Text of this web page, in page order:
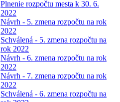
Plnenie rozpočtu mesta k 30. 6.
2022
Návrh - 5. zmena rozpočtu na rok
2022
Schválená - 5. zmena rozpočtu na
rok 2022
Návrh - 6. zmena rozpočtu na rok
2022
Návrh - 7. zmena rozpočtu na rok
2022
Schválená - 6. zmena rozpočtu na